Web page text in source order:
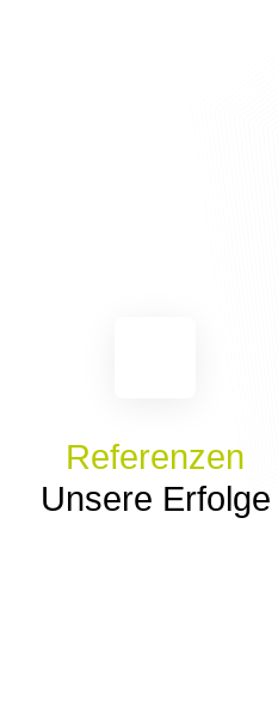
Referenzen
Unsere Erfolge